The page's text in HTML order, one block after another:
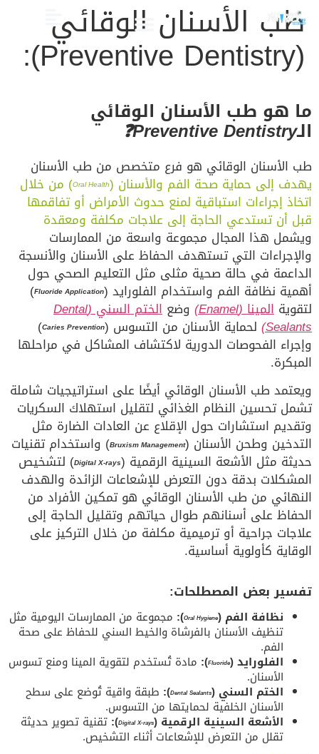
طب الأسنان الوقائي
(Preventive Dentistry):
ما هو طب الأسنان الوقائي
الـPreventive Dentistry❓
طب الأسنان الوقائي هو فرع متخصص من طب الأسنان
يهدف إلى حماية صحة الفم والأسنان (Oral Health) من خلال
اتخاذ إجراءات استباقية لمنع حدوث الأمراض أو تفاقمها
قبل أن تستدعي الحاجة إلى علاجات مكلفة ومعقدة
ويشمل هذا المجال مجموعة واسعة من الممارسات
والإجراءات التي تستهدف الحفاظ على الأسنان والأنسجة
الداعمة في حالة صحية مثلى مثل التعليم الصحي حول
أهمية نظافة الفم واستخدام الفلورايد (Fluoride Application
)
لتقوية المينا(Enamel) وضع الختم السني(Dental
Sealants) لحماية الأسنان من التسوس (Caries Prevention
)
وإجراء الفحوصات الدورية لاكتشاف المشاكل في مراحلها
المبكرة.
ويعتمد طب الأسنان الوقائي أيضًا على استراتيجيات شاملة
تشمل تحسين النظام الغذائي لتقليل استهلاك السكريات
وتقديم استشارات حول الإقلاع عن العادات الضارة مثل
التدخين وطحن الأسنان (Bruxism Management) واستخدام تقنيات
حديثة مثل الأشعة السينية الرقمية (Digital X-rays) لتشخيص
المشكلات بدقة دون التعرض للإشعاعات الزائدة والهدف
النهائي من طب الأسنان الوقائي هو تمكين الأفراد من
الحفاظ على أسنانهم طوال حياتهم وتقليل الحاجة إلى
علاجات جراحية أو ترميمية مكلفة من خلال التركيز على
الوقاية كأولوية أساسية.
تفسير بعض المصطلحات:
نظافة الفم (Oral Hygiene
): مجموعة من الممارسات اليومية مثل
تنظيف الأسنان بالفرشاة والخيط السني للحفاظ على صحة
الفم.
الفلورايد (Fluoride
): مادة تُستخدم لتقوية المينا ومنع تسوس
الأسنان.
الختم السني (Dental Sealants
): طبقة واقية تُوضع على سطح
الأسنان الخلفية لحمايتها من التسوس.
الأشعة السينية الرقمية (Digital X-rays
): تقنية تصوير حديثة
تقلل من التعرض للإشعاعات أثناء التشخيص.